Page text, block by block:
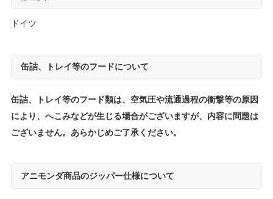
ドイツ
缶詰、トレイ等のフードについて
缶詰、トレイ等のフード類は、空気圧や流通過程の衝撃等の原因
により、へこみなどが生じる場合がございますが、内容に問題は
ございません。あらかじめご了承ください。
アニモンダ商品のジッパー仕様について